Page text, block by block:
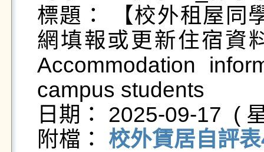
標題： 【校外租屋同
網填報或更新住宿資
Accommodation
campus students
日期： 2025-09-17  (
附檔： 校外賃居自評